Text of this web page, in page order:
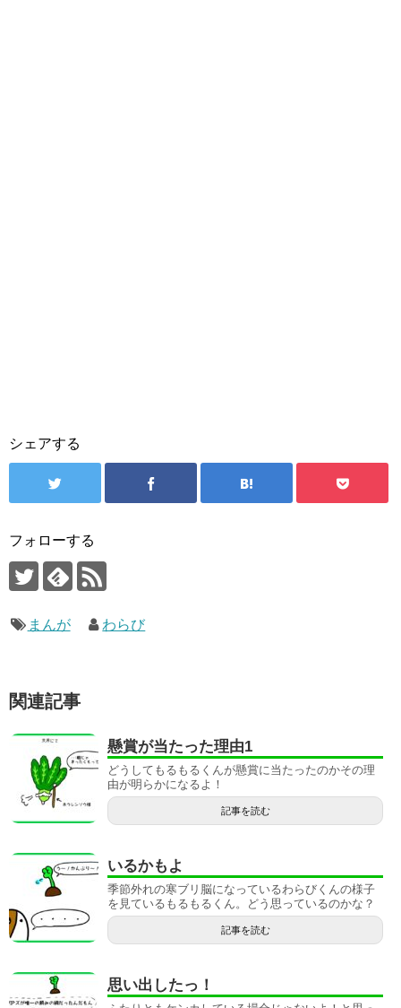
シェアする
フォローする
まんが わらび
関連記事
懸賞が当たった理由1
どうしてもるもるくんが懸賞に当たったのかその理
由が明らかになるよ！
記事を読む
いるかもよ
季節外れの寒ブリ脳になっているわらびくんの様子
を見ているもるもるくん。どう思っているのかな？
記事を読む
思い出したっ！